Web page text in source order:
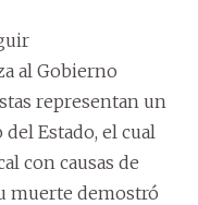
al Gobierno
representan un
Estado, el cual
con causas de
muerte demostró